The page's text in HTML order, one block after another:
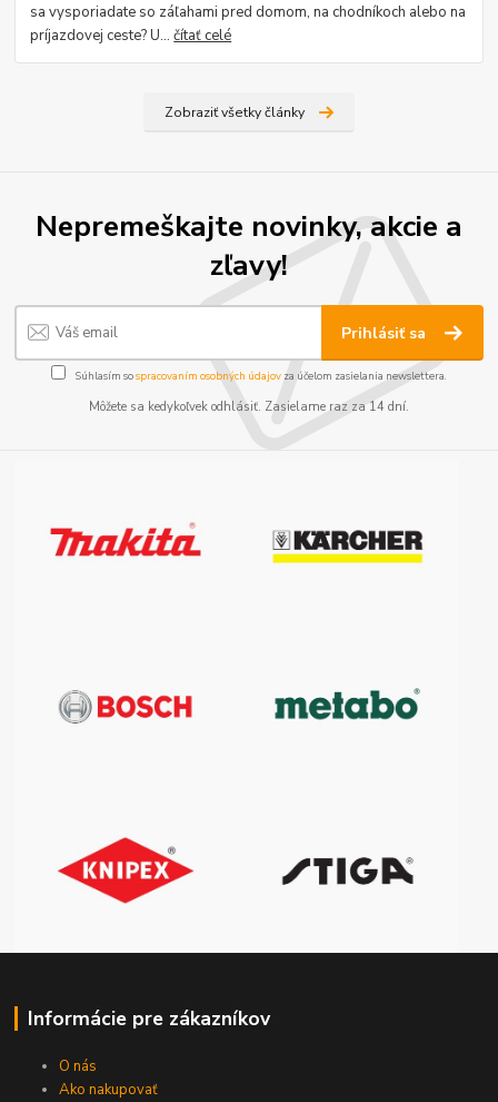
sa vysporiadate so záľahami pred domom, na chodníkoch alebo na
príjazdovej ceste? U...čítať celé
Zobraziť všetky články
Nepremeškajte novinky, akcie a
zľavy!
Prihlásiť sa
Súhlasím sospracovaním osobných údajov za účelom zasielania newslettera.
Môžete sa kedykoľvek odhlásiť. Zasielame raz za 14 dní.
Informácie pre zákazníkov
O nás
Ako nakupovať